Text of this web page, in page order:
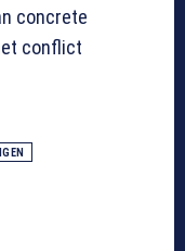
concrete
conflict